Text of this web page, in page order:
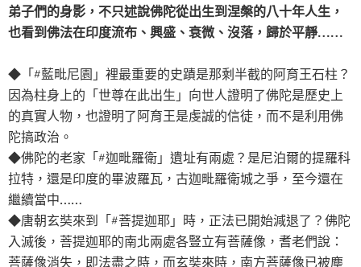
弟子們的身影，不只述說佛陀從出生到涅槃的八十年人生，
也看到佛法在印度流布、興盛、衰微、沒落，歸於平靜……
◆「#藍毗尼園」裡最重要的史蹟是那剩半截的阿育王石柱？
因為柱身上的「世尊在此出生」向世人證明了佛陀是歷史上
的真實人物，也證明了阿育王是虔誠的信徒，而不是利用佛
陀搞政治。
◆佛陀的老家「#迦毗羅衛」遺址有兩處？是尼泊爾的提羅科
拉特，還是印度的畢波羅瓦，古迦毗羅衛城之爭，至今還在
繼續當中……
◆唐朝玄奘來到「#菩提迦耶」時，正法已開始減退了？佛陀
入滅後，菩提迦耶的南北兩處各豎立有菩薩像，耆老們說：
菩薩像消失，即法盡之時，而玄奘來時，南方菩薩像已被塵